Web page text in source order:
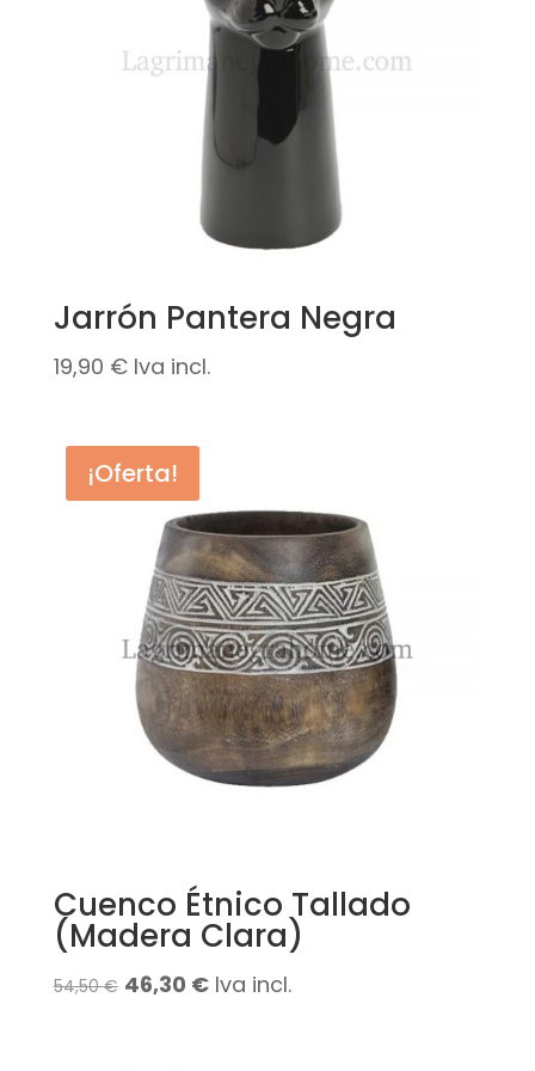
Jarrón Pantera Negra
19,90 € Iva incl.
¡Oferta!
Cuenco Étnico Tallado
(Madera Clara)
54,50€ El
46,30 €ElIva incl.